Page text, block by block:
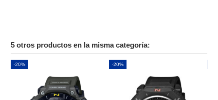
5 otros productos en la misma categoría:
-20% -20%